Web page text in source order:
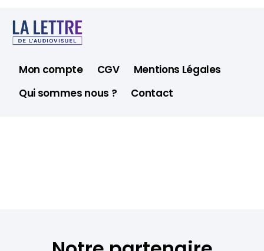
Mon compte CGV
Mentions Légales
Qui sommes nous ?
Contact